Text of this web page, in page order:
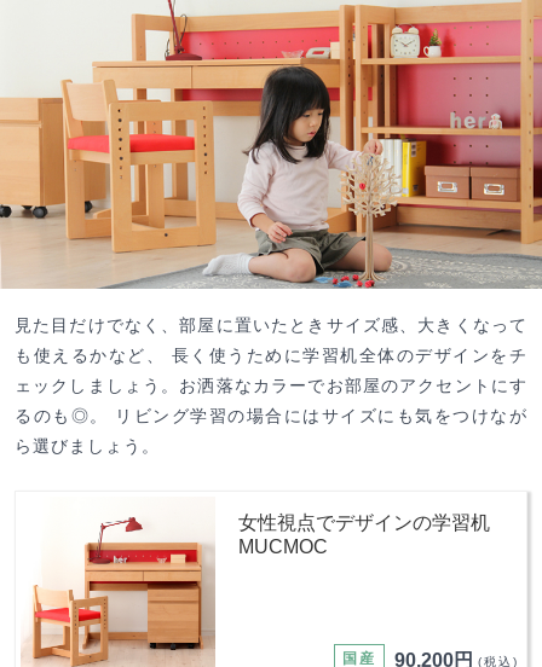
見た目だけでなく、部屋に置いたときサイズ感、大きくなって
も使えるかなど、 長く使うために学習机全体のデザインをチ
ェックしましょう。お洒落なカラーでお部屋のアクセントにす
るのも◎。 リビング学習の場合にはサイズにも気をつけなが
ら選びましょう。
女性視点でデザインの学習机
MUCMOC
国産 90,200円 (税込)